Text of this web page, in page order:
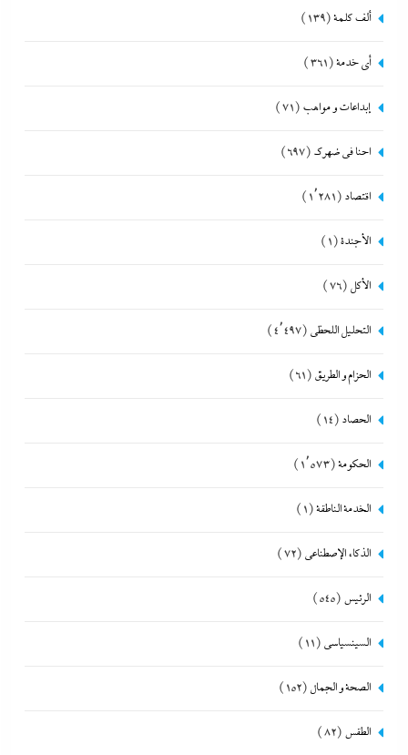
ألف كلمة(139)
أي خدمة(361)
إبداعات و مواهب (71)
احنا في ضهرك (697)
اقتصاد (1٬281)
الأجندة(1)
الأكل (76)
التحليل اللحظي (4٬497)
الحزام و الطريق (61)
الحصاد (14)
الحكومة(1٬573)
الخدمة الناطقة(1)
الذكاء الإصطناعي (72)
الرئيس (545)
السينسياسي (11)
الصحة و الجمال (152)
الطقس (82)